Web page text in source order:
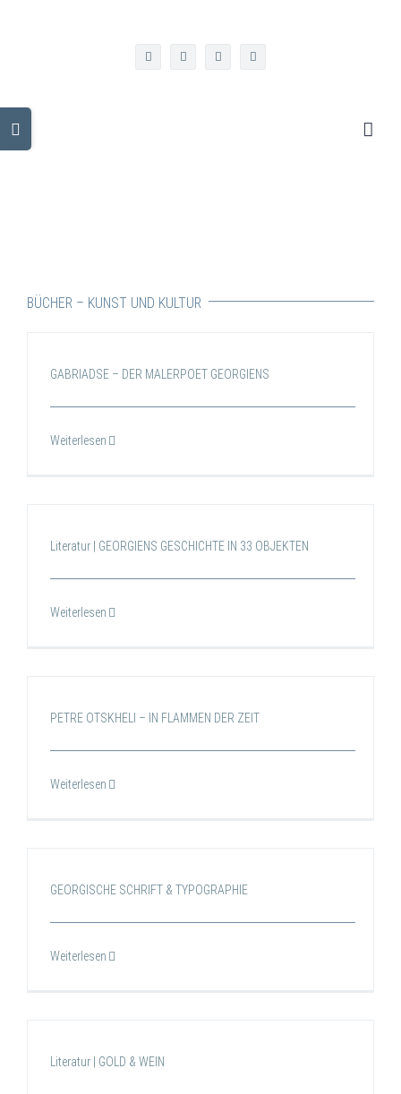
facebooktwitter instagramlinkedin
BÜCHER – KUNST UND KULTUR
GABRIADSE – DER MALERPOET GEORGIENS
Weiterlesen
Literatur | GEORGIENS GESCHICHTE IN 33 OBJEKTEN
Weiterlesen
PETRE OTSKHELI – IN FLAMMEN DER ZEIT
Weiterlesen
GEORGISCHE SCHRIFT & TYPOGRAPHIE
Weiterlesen
Literatur | GOLD & WEIN
Sliding